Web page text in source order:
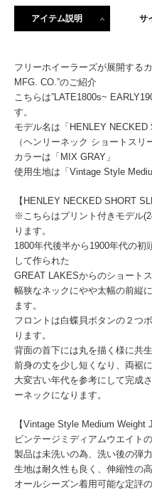
アイテム説明 サ
フリーホイーラーズが展開する
MFG. CO.”のご紹介
こちらは”LATE1800s~
す。
モデル名は「HENLEY
（ヘンリーネック ショートスリ
カラーは「MIX GRAY」
使用生地は「Vintage Style
【HENLEY NECKED SHORT
※こちらはプリント付きモデル
ります。
1800年代後半から1900年代の初
して作られた
GREAT LAKESからのショート
幅狭なネックにやや太幅の前縦
ます。
フロントは白蝶貝ボタンの２つ
ります。
背面の首下には丸を描く様に共
前身の丈を少し短くなり、両裾
大変古い年代を参考にして完成
ーネックになります。
【Vintage Style Medium Weight
ビンテージミディアムウエイト
製品は未洗いの為、洗い後の弾
生地は耐久性も良く、伸縮性の
オールシーズン着用可能な定評